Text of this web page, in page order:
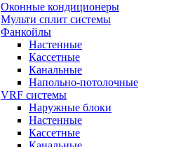
Оконные кондиционеры
Мульти сплит системы
Фанкойлы
Настенные
Кассетные
Канальные
Напольно-потолочные
VRF системы
Наружные блоки
Настенные
Кассетные